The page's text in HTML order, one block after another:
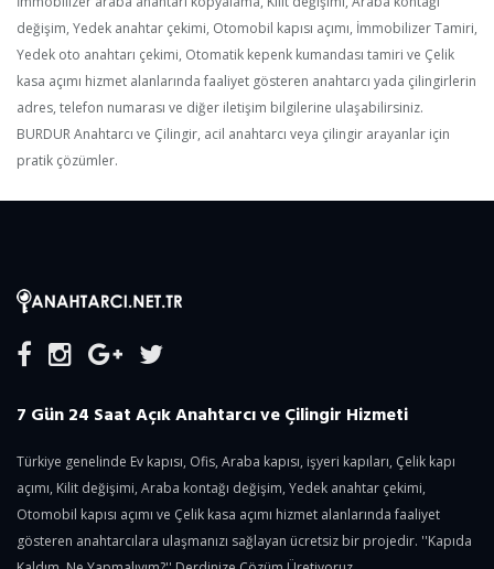
değişim, Yedek anahtar çekimi, Otomobil kapısı açımı, İmmobilizer Tamiri,
Yedek oto anahtarı çekimi, Otomatik kepenk kumandası tamiri ve Çelik
kasa açımı hizmet alanlarında faaliyet gösteren anahtarcı yada çilingirlerin
adres, telefon numarası ve diğer iletişim bilgilerine ulaşabilirsiniz.
BURDUR Anahtarcı ve Çilingir, acil anahtarcı veya çilingir arayanlar için
pratik çözümler.
7 Gün 24 Saat Açık Anahtarcı ve Çilingir Hizmeti
Türkiye genelinde Ev kapısı, Ofis, Araba kapısı, işyeri kapıları, Çelik kapı
açımı, Kilit değişimi, Araba kontağı değişim, Yedek anahtar çekimi,
Otomobil kapısı açımı ve Çelik kasa açımı hizmet alanlarında faaliyet
gösteren anahtarcılara ulaşmanızı sağlayan ücretsiz bir projedir. ''Kapıda